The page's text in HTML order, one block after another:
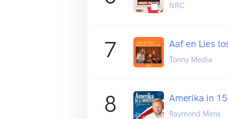
NRC
7 Aaf en Lies
Tonny Media
8 Amerika in
Raymond Mens